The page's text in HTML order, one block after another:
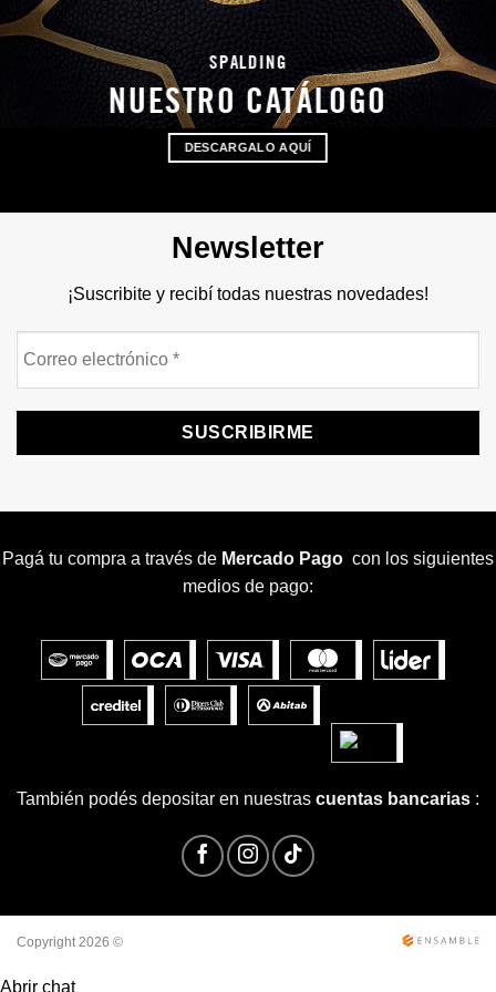
SPALDING
NUESTRO CATÁLOGO
DESCARGALO AQUÍ
Newsletter
¡Suscribite y recibí todas nuestras novedades!
electrónico
*
Pagá tu compra a través de Mercado Pago con los siguientes
medios de pago:
También podés depositar en nuestras cuentas bancarias :
Copyright 2026 ©
Abrir chat